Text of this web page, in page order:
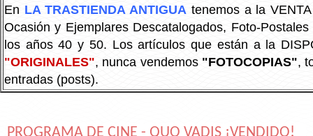
En LA TRASTIENDA ANTIGUA tenemos a la
Ocasión y Ejemplares Descatalogados, Foto-
los años 40 y 50. Los artículos que están a la
"ORIGINALES", nunca vendemos "FOTOCOPIAS",
entradas (posts).